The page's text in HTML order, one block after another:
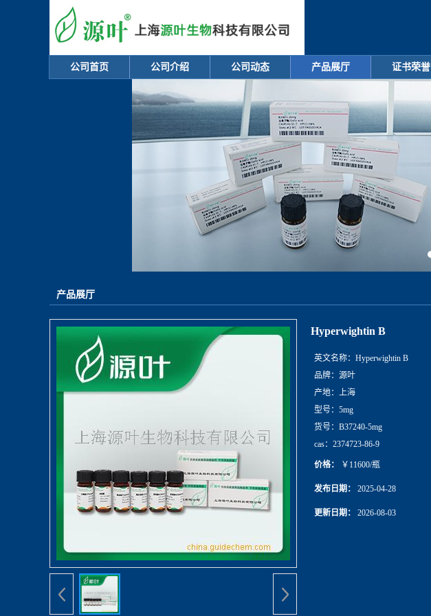
公司首页 公司介绍 公司动态 产品展厅 证书荣誉
产品展厅
Hyperwightin B
英文名称： Hyperwightin B
品牌： 源叶
产地： 上海
型号： 5mg
货号： B37240-5mg
cas： 2374723-86-9
价格： ￥11600/瓶
发布日期： 2025-04-28
更新日期： 2026-08-03